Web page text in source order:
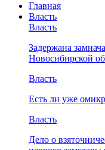
Главная
Власть
Власть
Задержана
Новосибирской
Власть
Есть ли уже
Власть
Дело о